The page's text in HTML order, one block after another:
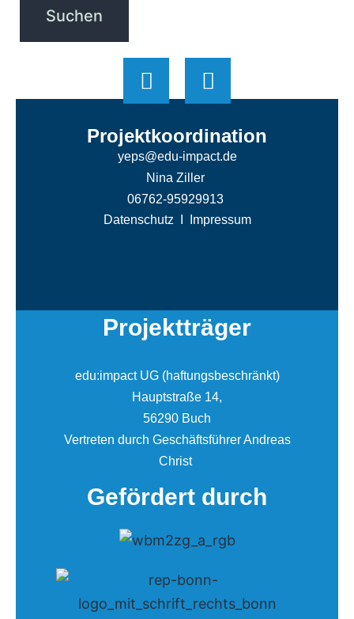
Projektkoordination
yeps@edu-impact.de
Nina Ziller
06762-95929913
Datenschutz
Impressum
Projektträger
edu:impact UG (haftungsbeschränkt)
Hauptstraße 14,
56290 Buch
Vertreten durch Geschäftsführer Andreas
Christ
Gefördert durch